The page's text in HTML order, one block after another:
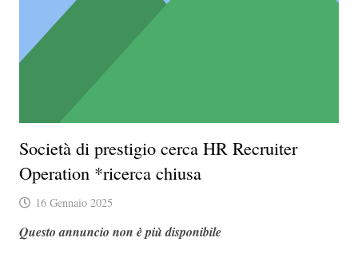
Società di prestigio cerca HR Recruiter
Operation *ricerca chiusa
16 Gennaio 2025
Questo annuncio non è più disponibile